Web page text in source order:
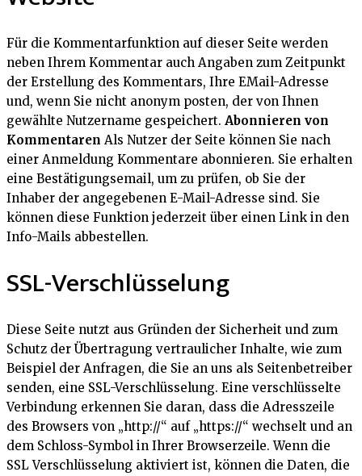
Für die Kommentarfunktion auf dieser Seite werden
neben Ihrem Kommentar auch Angaben zum Zeitpunkt
der Erstellung des Kommentars, Ihre EMail-Adresse
und, wenn Sie nicht anonym posten, der von Ihnen
gewählte Nutzername gespeichert. Abonnieren von
Kommentaren Als Nutzer der Seite können Sie nach
einer Anmeldung Kommentare abonnieren. Sie erhalten
eine Bestätigungsemail, um zu prüfen, ob Sie der
Inhaber der angegebenen E-Mail-Adresse sind. Sie
können diese Funktion jederzeit über einen Link in den
Info-Mails abbestellen.
SSL-Verschlüsselung
Diese Seite nutzt aus Gründen der Sicherheit und zum
Schutz der Übertragung vertraulicher Inhalte, wie zum
Beispiel der Anfragen, die Sie an uns als Seitenbetreiber
senden, eine SSL-Verschlüsselung. Eine verschlüsselte
Verbindung erkennen Sie daran, dass die Adresszeile
des Browsers von „http://“ auf „https://“ wechselt und an
dem Schloss-Symbol in Ihrer Browserzeile. Wenn die
SSL Verschlüsselung aktiviert ist, können die Daten, die